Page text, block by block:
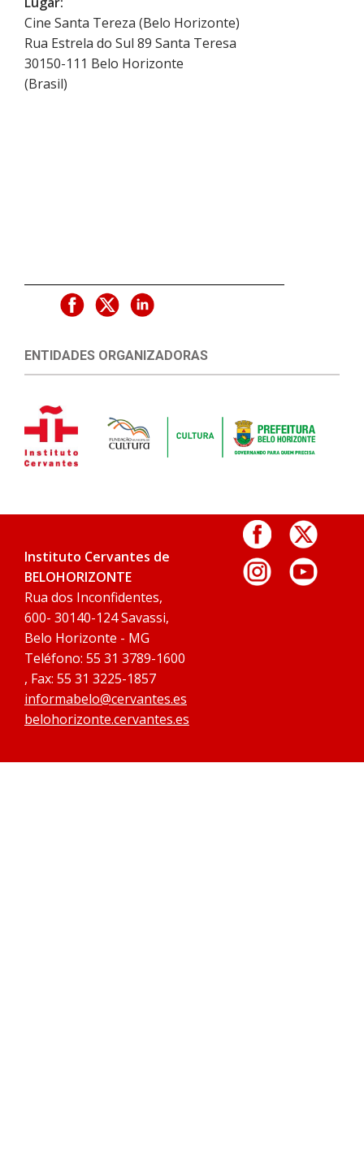
Cine Santa Tereza (Belo Horizonte)
Rua Estrela do Sul 89 Santa Teresa
30150-111 Belo Horizonte
(Brasil)
ENTIDADES ORGANIZADORAS
Instituto Cervantes de
BELOHORIZONTE
Rua dos Inconfidentes,
600- 30140-124 Savassi,
Belo Horizonte - MG
Teléfono: 55 31 3789-1600
, Fax: 55 31 3225-1857
informabelo@cervantes.es
belohorizonte.cervantes.es